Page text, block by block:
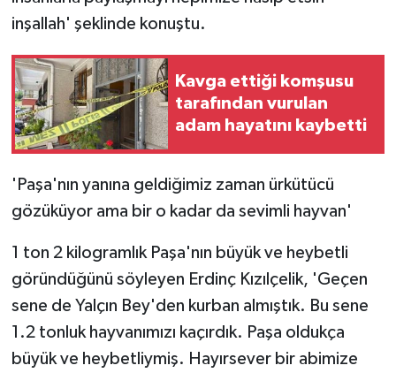
inşallah' şeklinde konuştu.
Kavga ettiği komşusu
tarafından vurulan
adam hayatını kaybetti
'Paşa'nın yanına geldiğimiz zaman ürkütücü
gözüküyor ama bir o kadar da sevimli hayvan'
1 ton 2 kilogramlık Paşa'nın büyük ve heybetli
göründüğünü söyleyen Erdinç Kızılçelik, 'Geçen
sene de Yalçın Bey'den kurban almıştık. Bu sene
1.2 tonluk hayvanımızı kaçırdık. Paşa oldukça
büyük ve heybetliymiş. Hayırsever bir abimize